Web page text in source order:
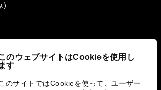
のウェブサイトはCookieを使用し
ます
のサイトではCookieを使って、ユーザー
)
への取り組み
)